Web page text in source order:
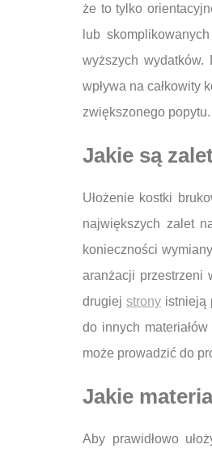
że to tylko
lub
wyższych wydatków.
wpływa na całkowity
zwiększonego popytu.
Jakie są
Ułożenie kostki
największych zalet
konieczności
aranżacji przestrzeni
drugiejstrony istnieją
do innych
może prowadzić do
Jakie
Aby prawidłowo